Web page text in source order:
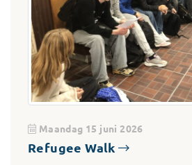
Maandag 15 juni 2026
Refugee Walk